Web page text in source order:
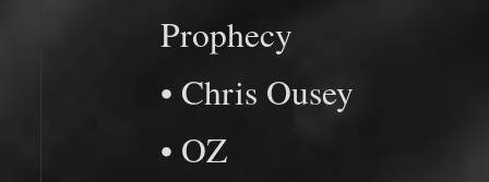
Prophecy
• Chris Ousey
• OZ